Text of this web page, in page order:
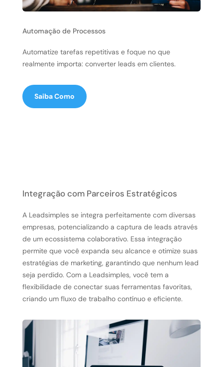
Automação de Processos
Automatize tarefas repetitivas e foque no que
realmente importa: converter leads em clientes.
Saiba Como
Integração com Parceiros Estratégicos
A Leadsimples se integra perfeitamente com diversas
empresas, potencializando a captura de leads através
de um ecossistema colaborativo. Essa integração
permite que você expanda seu alcance e otimize suas
estratégias de marketing, garantindo que nenhum lead
seja perdido. Com a Leadsimples, você tem a
flexibilidade de conectar suas ferramentas favoritas,
criando um fluxo de trabalho contínuo e eficiente.